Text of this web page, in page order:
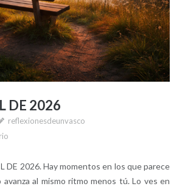
DE 2026
reflexionesdeunvasco
DE 2026. Hay momentos en los que parece
al mismo ritmo menos tú. Lo ves en